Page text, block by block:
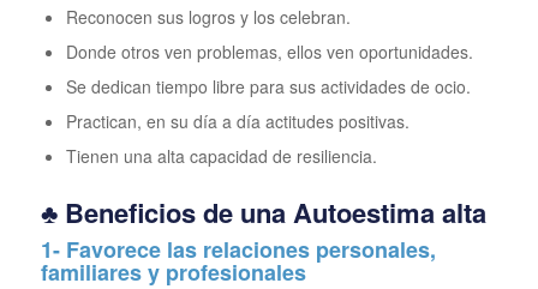
Reconocen sus logros y los celebran.
Donde otros ven problemas, ellos ven oportunidades.
Se dedican tiempo libre para sus actividades de ocio.
Practican, en su día a día actitudes positivas.
Tienen una alta capacidad de resiliencia.
♣ Beneficios de una Autoestima alta
1- Favorece las relaciones personales,
familiares y profesionales